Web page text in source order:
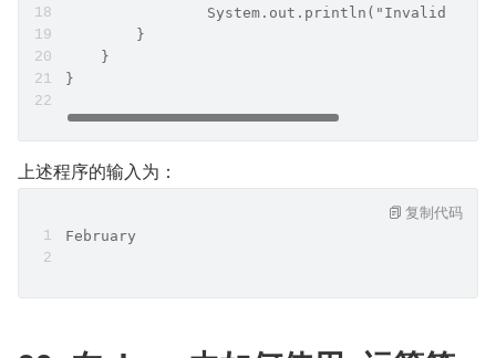
System.out.println("Invalid
        }
    }
}
上述程序的输入为：
February
复制代码